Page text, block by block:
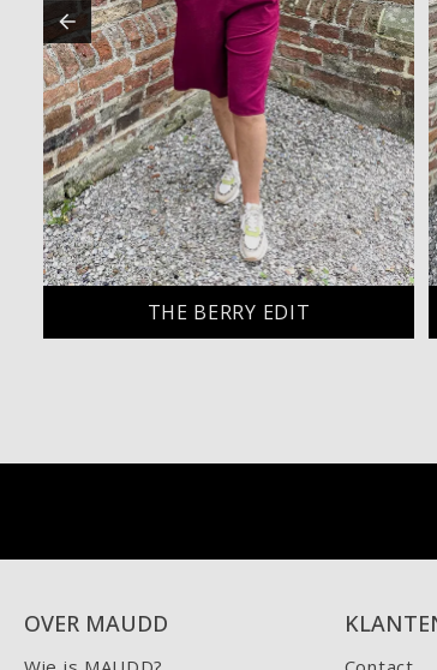
THE BERRY EDIT
OVER MAUDD